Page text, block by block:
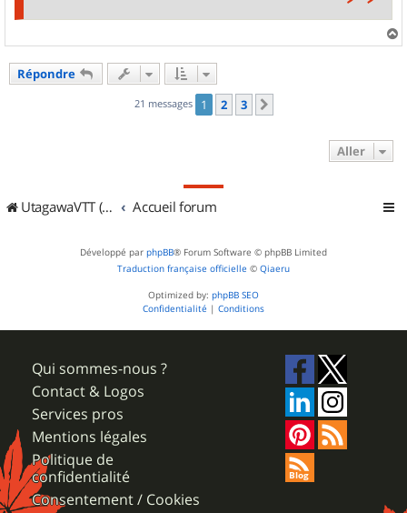
a
Répondre
21 messages 1 2 3
Aller
UtagawaVTT (Randos VTT et VTTAE avec traces GPS) Accueil forum
Développé par phpBB® Forum Software © phpBB Limited
Traduction française officielle © Qiaeru
Optimized by: phpBB SEO
Confidentialité | Conditions
Qui sommes-nous ?
Contact & Logos
Services pros
Mentions légales
Politique de
confidentialité
Consentement / Cookies